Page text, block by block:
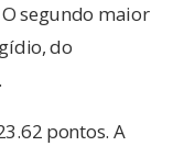
segundo maior
do
pontos. A